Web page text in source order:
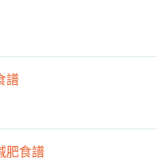
譜
肥食譜